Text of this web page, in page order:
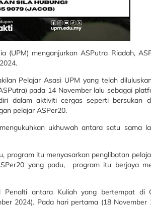
menganjurkan ASPutra Riadah,
Pelajar Asasi UPM yang telah
pada 14 November lalu sebagai
dalam aktiviti cergas seperti bersukan
pelajar ASPer20.
ukhuwah antara satu sama
program itu menyasarkan penglibatan
yang padu, program itu berjaya
antara Kuliah yang bertempat di
2024). Pada hari pertama (18 November